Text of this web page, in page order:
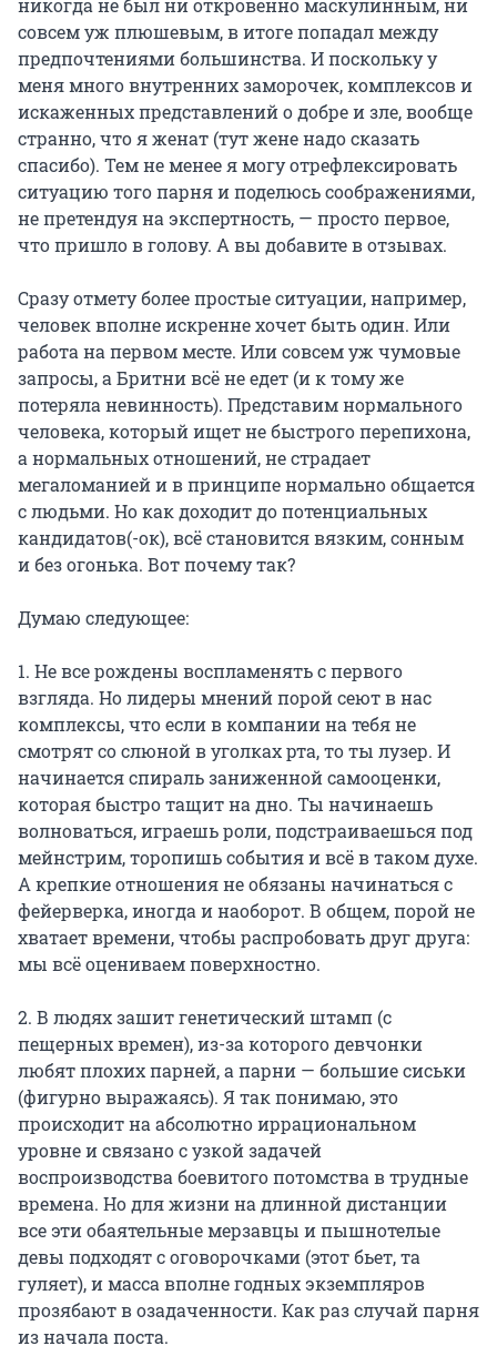
никогда не был ни откровенно маскулинным, ни
совсем уж плюшевым, в итоге попадал между
предпочтениями большинства. И поскольку у
меня много внутренних заморочек, комплексов и
искаженных представлений о добре и зле, вообще
странно, что я женат (тут жене надо сказать
спасибо). Тем не менее я могу отрефлексировать
ситуацию того парня и поделюсь соображениями,
не претендуя на экспертность, — просто первое,
что пришло в голову. А вы добавите в отзывах.
Сразу отмету более простые ситуации, например,
человек вполне искренне хочет быть один. Или
работа на первом месте. Или совсем уж чумовые
запросы, а Бритни всё не едет (и к тому же
потеряла невинность). Представим нормального
человека, который ищет не быстрого перепихона,
а нормальных отношений, не страдает
мегаломанией и в принципе нормально общается
с людьми. Но как доходит до потенциальных
кандидатов(-ок), всё становится вязким, сонным
и без огонька. Вот почему так?
Думаю следующее:
1. Не все рождены воспламенять с первого
взгляда. Но лидеры мнений порой сеют в нас
комплексы, что если в компании на тебя не
смотрят со слюной в уголках рта, то ты лузер. И
начинается спираль заниженной самооценки,
которая быстро тащит на дно. Ты начинаешь
волноваться, играешь роли, подстраиваешься под
мейнстрим, торопишь события и всё в таком духе.
А крепкие отношения не обязаны начинаться с
фейерверка, иногда и наоборот. В общем, порой не
хватает времени, чтобы распробовать друг друга:
мы всё оцениваем поверхностно.
2. В людях зашит генетический штамп (с
пещерных времен), из-за которого девчонки
любят плохих парней, а парни — большие сиськи
(фигурно выражаясь). Я так понимаю, это
происходит на абсолютно иррациональном
уровне и связано с узкой задачей
воспроизводства боевитого потомства в трудные
времена. Но для жизни на длинной дистанции
все эти обаятельные мерзавцы и пышнотелые
девы подходят с оговорочками (этот бьет, та
гуляет), и масса вполне годных экземпляров
прозябают в озадаченности. Как раз случай парня
из начала поста.